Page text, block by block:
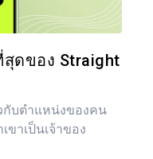
ดของ Straight
กับตำแหน่งของคน
าเป็นเจ้าของ